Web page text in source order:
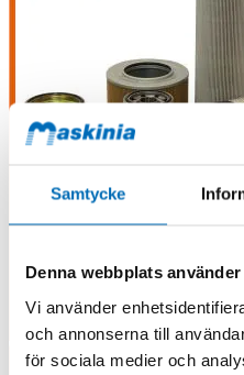
Samtycke
Denna webbplats
Vi använder
och annonserna till
för sociala medier och